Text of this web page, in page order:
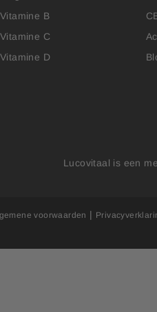
Vitamine B
Vitamine C
Vitamine D
Lucovitaal is een
voorwaarden |